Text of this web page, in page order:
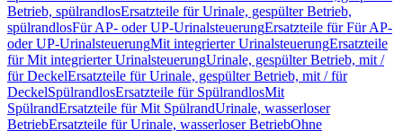
Betrieb, spülrandlosErsatzteile für Urinale, gespülter Betrieb,
spülrandlosFür AP- oder UP-UrinalsteuerungErsatzteile für Für AP-
oder UP-UrinalsteuerungMit integrierter UrinalsteuerungErsatzteile
für Mit integrierter UrinalsteuerungUrinale, gespülter Betrieb, mit /
für DeckelErsatzteile für Urinale, gespülter Betrieb, mit / für
DeckelSpülrandlosErsatzteile für SpülrandlosMit
SpülrandErsatzteile für Mit SpülrandUrinale, wasserloser
BetriebErsatzteile für Urinale, wasserloser BetriebOhne